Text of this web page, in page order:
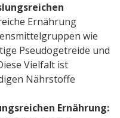
Ernährung
wie
Pseudogetreide und
Vielfalt ist
Nährstoffe
Ernährung: